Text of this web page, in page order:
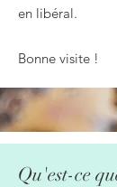
en libéral.
Bonne visite !
Qu'est-ce